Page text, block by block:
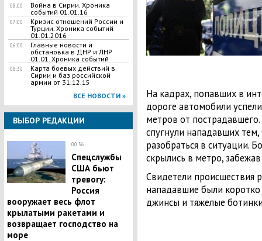
08:00
Война в Сирии. Хроника
событий 01.01.16
07:00
Кризис отношений России и
Турции. Хроника событий
01.01.2016
06:00
Главные новости и
обстановка в ДНР и ЛНР
01.01. Хроника событий
08:30
Карта боевых действий в
Сирии и баз российской
армии от 31.12.15
ВСЕ НОВОСТИ »
ВЫБОР РЕДАКЦИИ
00:56
Спецслужбы
США бьют
тревогу:
Россия
вооружает весь флот
крылатыми ракетами и
возвращает господство на
море
На кадрах, попавших в
дороге автомобили
метров от
спугнули нападавших
разобраться в ситуации.
скрылись в метро,
Свидетели происшествия
нападавшие были
джинсы и тяжелые